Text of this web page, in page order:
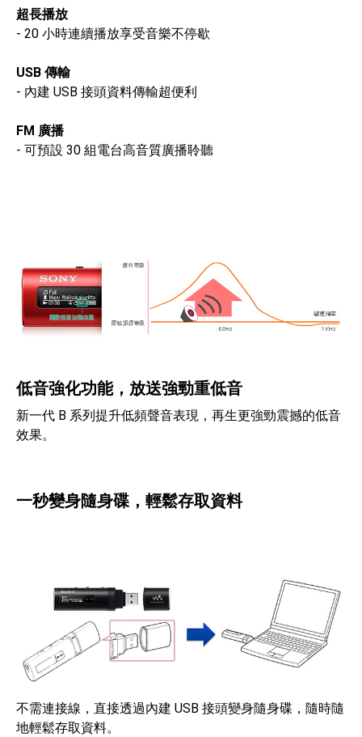
超長播放
- 20 小時連續播放享受音樂不停歇
USB 傳輸
- 內建 USB 接頭資料傳輸超便利
FM 廣播
- 可預設 30 組電台高音質廣播聆聽
低音強化功能，放送強勁重低音
新一代 B 系列提升低頻聲音表現，再生更強勁震撼的低音
效果。
一秒變身隨身碟，輕鬆存取資料
不需連接線，直接透過內建 USB 接頭變身隨身碟，隨時隨
地輕鬆存取資料。